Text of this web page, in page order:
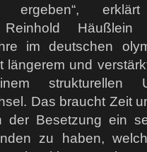
ergeben“,
Reinhold
im deutschen
längerem und
strukturellen
Das braucht Zeit
der Besetzung ein
zu haben,